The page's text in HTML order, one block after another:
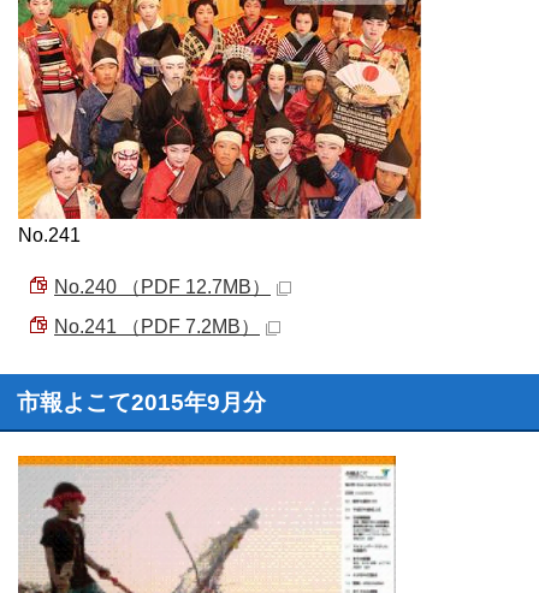
No.241
No.240 （PDF 12.7MB）
No.241 （PDF 7.2MB）
市報よこて2015年9月分